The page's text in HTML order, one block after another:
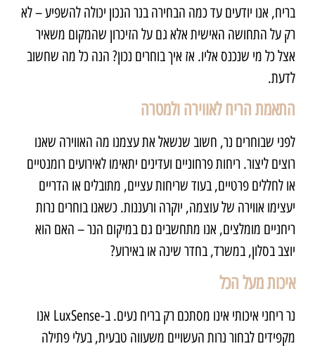
בריח, אנו יודעים עד כמה הבחירה בנר הנכון יכולה להשפיע – לא
רק על התחושה האישית אלא גם על הזיכרון שהמקום משאיר
אצל כל מי שנכנס אליו. אז איך בוחרים נכון? הנה כל מה שחשוב
לדעת.
התאמת הריח לאווירה ולמטרה
לפני שבוחרים נר, חשוב שנשאל את עצמנו מה האווירה שאנו
רוצים ליצור. ריחות פרחוניים ועדינים יתאימו לאירועים רומנטיים
או לחללים פרטיים, בעוד שריחות עציים, מתובלים או הדריים
יעצימו אווירה של עוצמה, יוקרה ורעננות. כשאנו בוחרים נרות
ריחניים מומלצים, אנו מתחשבים גם במיקום הנר – האם הוא
יוצב בסלון, במשרד, בחדר שינה או באירוע?
איכות מעל הכל
נר ריחני איכותי אינו מסתכם רק בריח נעים. ב-LuxSense אנו
מקפידים לבחור נרות העשויים משעווה טבעית, בעלי פתילה